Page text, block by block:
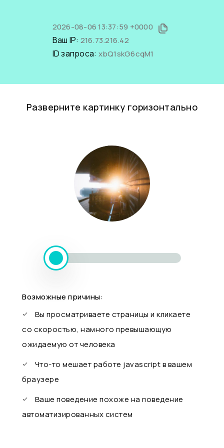
2026-08-06 13:37:59 +0000
Ваш IP: 216.73.216.42
ID запроса: xbQ1skG6cqM1
Разверните картинку горизонтально
Возможные причины:
Вы просматриваете страницы и кликаете
со скоростью, намного превышающую
ожидаемую от человека
Что-то мешает работе javascript в вашем
браузере
Ваше поведение похоже на поведение
автоматизированных систем